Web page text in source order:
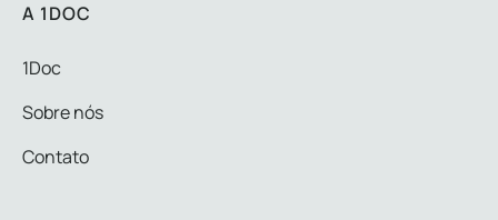
A 1DOC
1Doc
Sobre nós
Contato